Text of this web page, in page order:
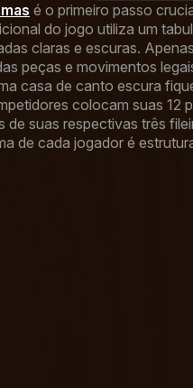
é o primeiro passo
do jogo utiliza um
claras e escuras.
peças e movimentos
casa de canto escura
colocam suas 12
de suas respectivas três
de cada jogador é